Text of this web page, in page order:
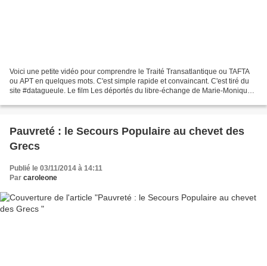
Voici une petite vidéo pour comprendre le Traité Transatlantique ou TAFTA
ou APT en quelques mots. C'est simple rapide et convaincant. C'est tiré du
site #datagueule. Le film Les déportés du libre-échange de Marie-Monique
Pauvreté : le Secours Populaire au chevet des
Grecs
Publié le 03/11/2014 à 14:11
Par caroleone